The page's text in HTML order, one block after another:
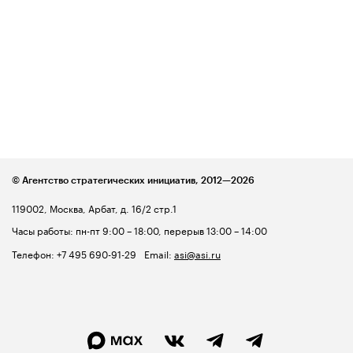
119002, Москва, Арбат, д. 16/2 стр.1
Часы работы: пн-пт 9:00 – 18:00, перерыв 13:00 – 14:00
Телефон: +7 495 690-91-29 Email: asi@asi.ru
© Агентство стратегических инициатив, 2012—2026